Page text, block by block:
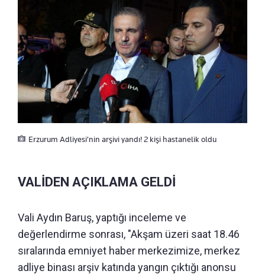
Erzurum Adliyesi'nin arşivi yandı! 2 kişi hastanelik oldu
VALİDEN AÇIKLAMA GELDİ
Vali Aydın Baruş, yaptığı inceleme ve
değerlendirme sonrası, "Akşam üzeri saat 18.46
sıralarında emniyet haber merkezimize, merkez
adliye binası arşiv katında yangın çıktığı anonsu